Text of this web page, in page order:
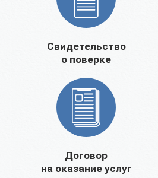
Свидетельство
о поверке
Договор
на оказание услуг